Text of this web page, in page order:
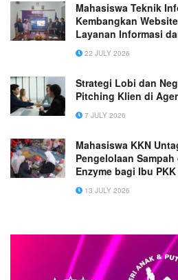
Mahasiswa Teknik
Kembangkan
Layanan Informasi
YPAC Pangkalpinang
22 JULY 2026
Strategi Lobi dan
Pitching Klien di
7 JULY 2026
Mahasiswa KKN
Pengelolaan
Enzyme bagi Ibu
13 JULY 2026